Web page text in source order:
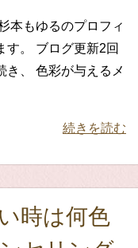
本もゆるのプロフィ
。 ブログ更新2回
、 色彩が与えるメ
続きを読む
時は何色